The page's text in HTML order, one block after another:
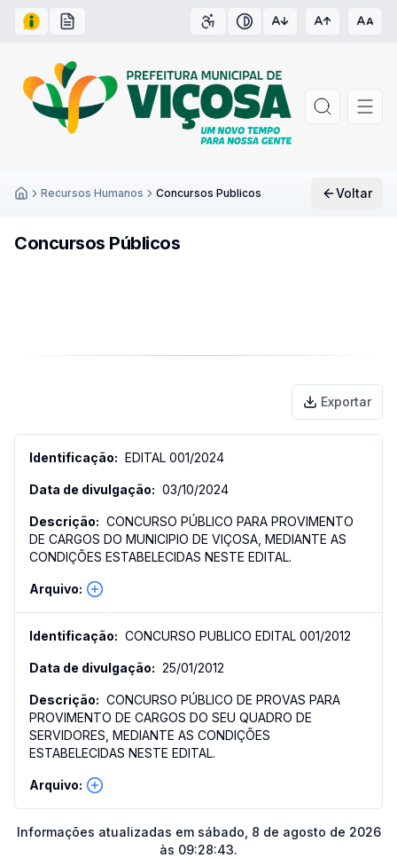
Acesso à Informação
Carta de Serviços Acessibilidade
Contraste
Recursos Humanos Concursos Publicos Voltar
Concursos Públicos
Exportar
EDITAL 001/2024
03/10/2024
CONCURSO PÚBLICO PARA PROVIMENTO
DE CARGOS DO MUNICIPIO DE VIÇOSA, MEDIANTE AS
CONDIÇÕES ESTABELECIDAS NESTE EDITAL.
CONCURSO PUBLICO EDITAL 001/2012
25/01/2012
CONCURSO PÚBLICO DE PROVAS PARA
PROVIMENTO DE CARGOS DO SEU QUADRO DE
SERVIDORES, MEDIANTE AS CONDIÇÕES
ESTABELECIDAS NESTE EDITAL.
Informações atualizadas em sábado, 8 de agosto de 2026
às 09:28:43.